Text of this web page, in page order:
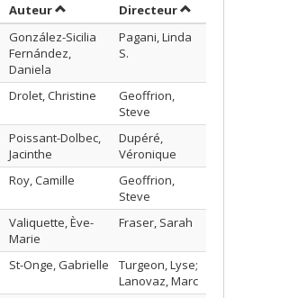
AuteurTrier par auteur en ordre croissant
Directeurpar contributeur
González-Sicilia
Fernández,
Daniela
Pagani, Linda
S.
Drolet, Christine
Geoffrion,
Steve
Poissant-Dolbec,
Jacinthe
Dupéré,
Véronique
Roy, Camille
Geoffrion,
Steve
Valiquette, Ève-
Marie
Fraser, Sarah
St-Onge, Gabrielle
Turgeon, Lyse;
Lanovaz, Marc